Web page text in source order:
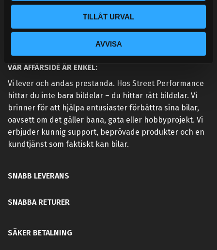
TILLÅT URVAL
AVVISA
VÅR AFFÄRSIDÉ ÄR ENKEL:
Vi lever och andas prestanda. Hos Street Performance
hittar du inte bara bildelar – du hittar rätt bildelar. Vi
brinner för att hjälpa entusiaster förbättra sina bilar,
oavsett om det gäller bana, gata eller hobbyprojekt. Vi
erbjuder kunnig support, beprövade produkter och en
kundtjänst som faktiskt kan bilar.
SNABB LEVERANS
SNABBA RETURER
SÄKER BETALNING